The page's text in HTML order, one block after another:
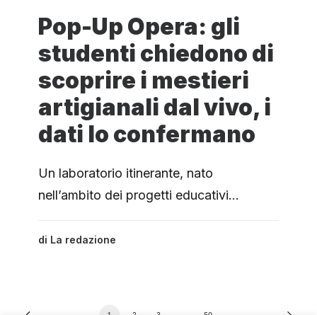
Pop-Up Opera: gli
studenti chiedono di
scoprire i mestieri
artigianali dal vivo, i
dati lo confermano
Un laboratorio itinerante, nato
nell’ambito dei progetti educativi…
di La redazione